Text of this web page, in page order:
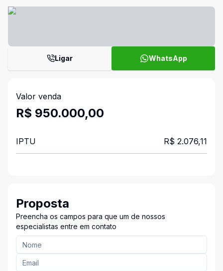
Ligar WhatsApp
Valor venda
R$ 950.000,00
IPTU R$ 2.076,11
Proposta
Preencha os campos para que um de nossos
especialistas entre em contato